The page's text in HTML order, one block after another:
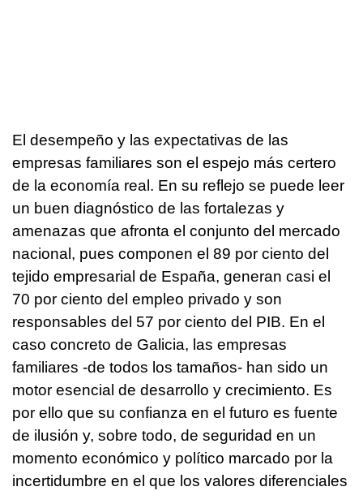
El desempeño y las expectativas de las
empresas familiares son el espejo más certero
de la economía real. En su reflejo se puede leer
un buen diagnóstico de las fortalezas y
amenazas que afronta el conjunto del mercado
nacional, pues componen el 89 por ciento del
tejido empresarial de España, generan casi el
70 por ciento del empleo privado y son
responsables del 57 por ciento del PIB. En el
caso concreto de Galicia, las empresas
familiares -de todos los tamaños- han sido un
motor esencial de desarrollo y crecimiento. Es
por ello que su confianza en el futuro es fuente
de ilusión y, sobre todo, de seguridad en un
momento económico y político marcado por la
incertidumbre en el que los valores diferenciales